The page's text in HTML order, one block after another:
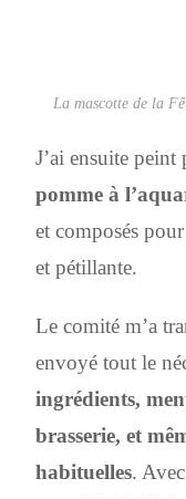
La mascotte de la
J’ai ensuite
pomme à
et composés
et pétillante.
Le comité m’a
envoyé tout le
ingrédients,
brasserie, et
habituelles.